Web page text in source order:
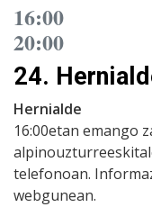
16:00
20:00
24.
Hernialde
16:00etan emango
telefonoan.
webgunean.